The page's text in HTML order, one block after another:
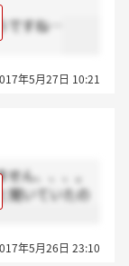
ですね…
年5月27日 10:21
ん、、、。
聞いていたの
年5月26日 23:10